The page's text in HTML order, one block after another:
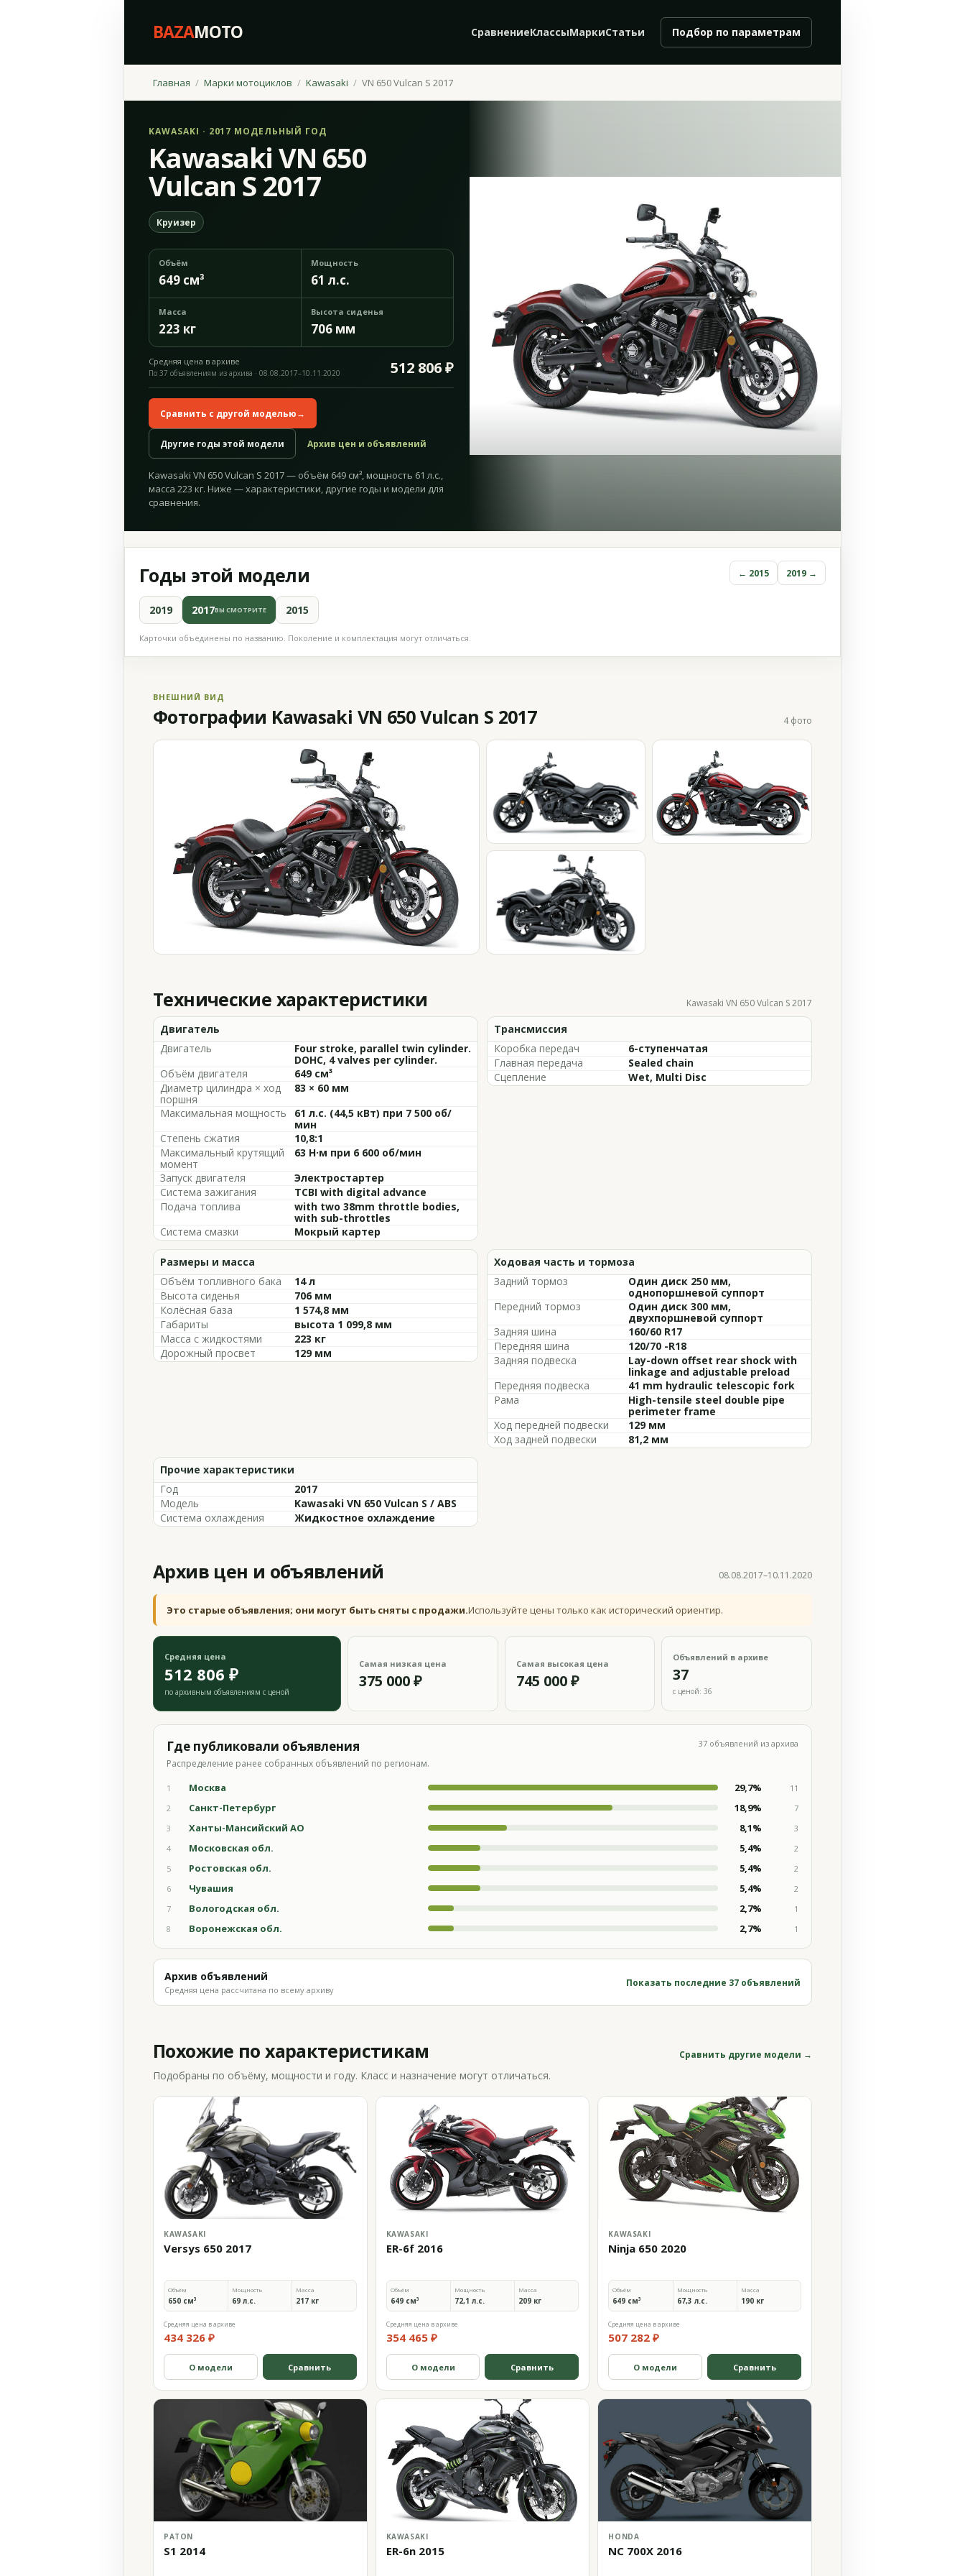
BAZAMOTO СравнениеКлассыМаркиСтатьи Подбор по параметрам
Главная Марки мотоциклов Kawasaki VN 650 Vulcan S 2017
KAWASAKI · 2017 МОДЕЛЬНЫЙ ГОД
Kawasaki VN 650
Vulcan S 2017
Круизер
Объём
649 см³
Мощность
61 л.с.
Масса
223 кг
Высота сиденья
706 мм
Средняя цена в архиве 512 806 ₽
По 37 объявлениям из архива · 08.08.2017–10.11.2020
Сравнить с другой моделью→
Другие годы этой модели Архив цен и объявлений
Kawasaki VN 650 Vulcan S 2017 — объём 649 см³, мощность 61 л.с.,
масса 223 кг. Ниже — характеристики, другие годы и модели для
сравнения.
Годы этой модели ← 2015 2019 →
2019 2017ВЫ СМОТРИТЕ 2015
Карточки объединены по названию. Поколение и комплектация могут отличаться.
ВНЕШНИЙ ВИД
Фотографии Kawasaki VN 650 Vulcan S 2017 4 фото
Технические характеристики Kawasaki VN 650 Vulcan S 2017
Двигатель
Двигатель
Four stroke, parallel twin cylinder.
DOHC, 4 valves per cylinder.
Объём двигателя
649 см³
Диаметр цилиндра × ход
поршня
83 × 60 мм
Максимальная мощность
61 л.с. (44,5 кВт) при 7 500 об/
мин
Степень сжатия
10,8:1
Максимальный крутящий
момент
63 Н·м при 6 600 об/мин
Запуск двигателя
Электростартер
Система зажигания
TCBI with digital advance
Подача топлива
with two 38mm throttle bodies,
with sub-throttles
Система смазки
Мокрый картер
Трансмиссия
Коробка передач
6-ступенчатая
Главная передача
Sealed chain
Сцепление
Wet, Multi Disc
Размеры и масса
Объём топливного бака
14 л
Высота сиденья
706 мм
Колёсная база
1 574,8 мм
Габариты
высота 1 099,8 мм
Масса с жидкостями
223 кг
Дорожный просвет
129 мм
Ходовая часть и тормоза
Задний тормоз
Один диск 250 мм,
однопоршневой суппорт
Передний тормоз
Один диск 300 мм,
двухпоршневой суппорт
Задняя шина
160/60 R17
Передняя шина
120/70 -R18
Задняя подвеска
Lay-down offset rear shock with
linkage and adjustable preload
Передняя подвеска
41 mm hydraulic telescopic fork
Рама
High-tensile steel double pipe
perimeter frame
Ход передней подвески
129 мм
Ход задней подвески
81,2 мм
Прочие характеристики
Год
2017
Модель
Kawasaki VN 650 Vulcan S / ABS
Система охлаждения
Жидкостное охлаждение
Архив цен и объявлений 08.08.2017–10.11.2020
Это старые объявления; они могут быть сняты с продажи.Используйте цены только как исторический ориентир.
Средняя цена
512 806 ₽
по архивным объявлениям с ценой
Самая низкая цена
375 000 ₽
Самая высокая цена
745 000 ₽
Объявлений в архиве
37
с ценой: 36
Где публиковали объявления
Распределение ранее собранных объявлений по регионам.
37 объявлений из архива
1 Москва 29,7%
11
2
Санкт-Петербург 18,9%
7
3
Ханты-Мансийский АО 8,1%
3
4
Московская обл. 5,4%
2
5
Ростовская обл. 5,4%
2
6
Чувашия 5,4%
2
7
Вологодская обл. 2,7%
1
8
Воронежская обл. 2,7% 1
Архив объявлений
Средняя цена рассчитана по всему архиву
Показать последние 37 объявлений
Похожие по характеристикам Сравнить другие модели →
Подобраны по объёму, мощности и году. Класс и назначение могут отличаться.
KAWASAKI
Versys 650 2017
Объём
650 см³
Мощность
69 л.с.
Масса
217 кг
Средняя цена в архиве
434 326 ₽
О модели Сравнить
KAWASAKI
ER-6f 2016
Объём
649 см³
Мощность
72,1 л.с.
Масса
209 кг
Средняя цена в архиве
354 465 ₽
О модели Сравнить
KAWASAKI
Ninja 650 2020
Объём
649 см³
Мощность
67,3 л.с.
Масса
190 кг
Средняя цена в архиве
507 282 ₽
О модели Сравнить
PATON
S1 2014
KAWASAKI
ER-6n 2015
HONDA
NC 700X 2016